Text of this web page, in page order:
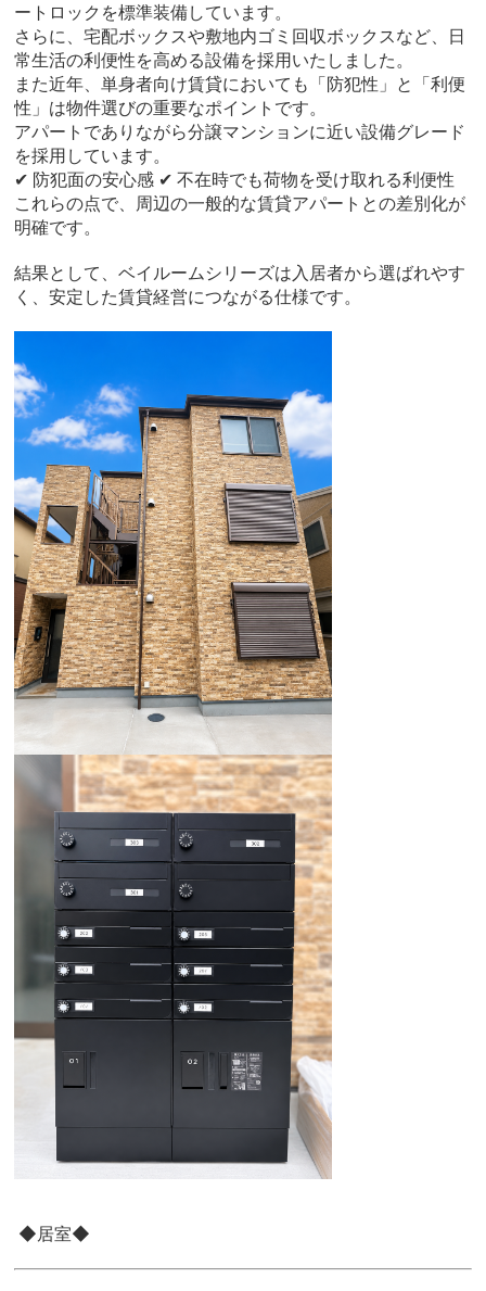
ートロックを標準装備しています。
さらに、宅配ボックスや敷地内ゴミ回収ボックスなど、日
常生活の利便性を高める設備を採用いたしました。
また近年、単身者向け賃貸においても「防犯性」と「利便
性」は物件選びの重要なポイントです。
アパートでありながら分譲マンションに近い設備グレード
を採用しています。
✔ 防犯面の安心感 ✔ 不在時でも荷物を受け取れる利便性
これらの点で、周辺の一般的な賃貸アパートとの差別化が
明確です。
結果として、ベイルームシリーズは入居者から選ばれやす
く、安定した賃貸経営につながる仕様です。
◆居室◆